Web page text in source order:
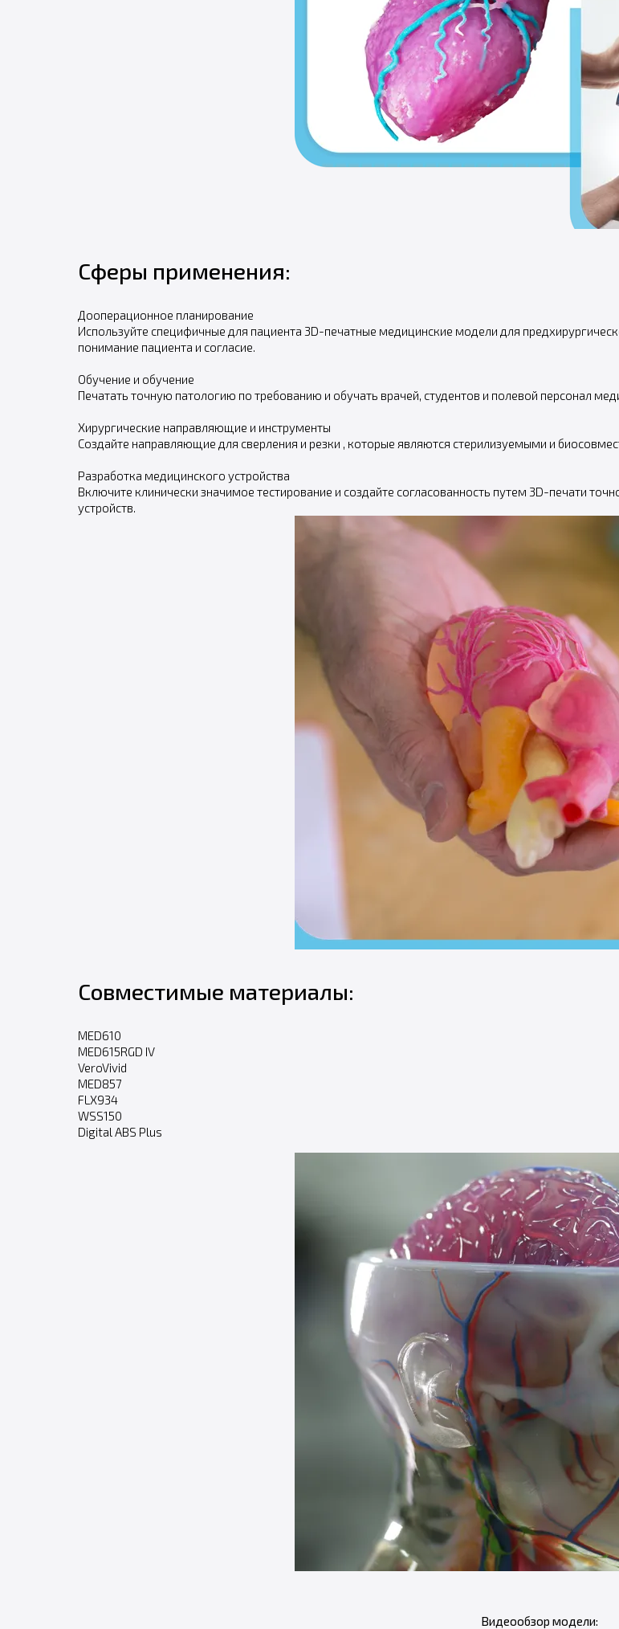
Сферы применения:
Дооперационное планирование
Используйте специфичные для пациента 3D-печатные медицинские модели для
понимание пациента и согласие.
Обучение и обучение
Печатать точную патологию по требованию и обучать врачей, студентов и полевой персонал
Хирургические направляющие и инструменты
Создайте направляющие для сверления и резки , которые являются стерилизуемыми и
Разработка медицинского устройства
Включите клинически значимое тестирование и создайте согласованность путем 3D-печати
устройств.
Совместимые материалы:
MED610
MED615RGD IV
VeroVivid
MED857
FLX934
WSS150
Digital ABS Plus
Видеообзор модели: